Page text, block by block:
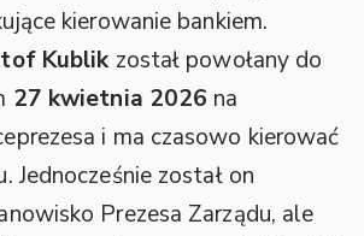
kierowanie bankiem.
Kublikzostał powołany do
27 kwietnia 2026 na
i ma czasowo kierować
Jednocześnie został on
Prezesa Zarządu, ale